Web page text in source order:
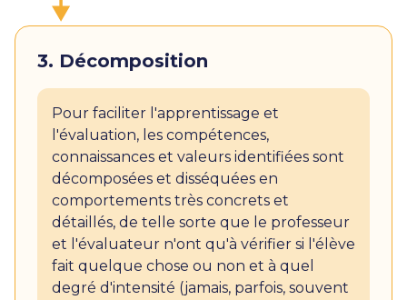
3. Décomposition
Pour faciliter l'apprentissage et
l'évaluation, les compétences,
connaissances et valeurs identifiées sont
décomposées et disséquées en
comportements très concrets et
détaillés, de telle sorte que le professeur
et l'évaluateur n'ont qu'à vérifier si l'élève
fait quelque chose ou non et à quel
degré d'intensité (jamais, parfois, souvent